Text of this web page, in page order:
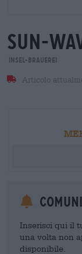
sun-
Insel-Brauerei
Articolo
Inserisci qui il
una volta non
disponibile.